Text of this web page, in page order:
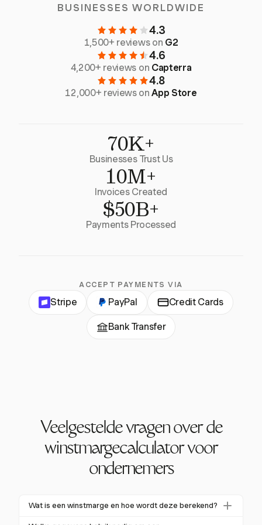
BUSINESSES WORLDWIDE
4.3
1,500+ reviews on G2
4.6
4,200+ reviews on Capterra
4.8
12,000+ reviews onApp Store
70K+
Businesses Trust Us
10M+
Invoices Created
$50B+
Payments Processed
ACCEPT PAYMENTS VIA
Stripe PayPal Credit Cards
Bank Transfer
Veelgestelde vragen over de
winstmargecalculator voor
ondernemers
Wat is een winstmarge en hoe wordt deze berekend?
Winstmarge meet hoeveel van de omzet van een